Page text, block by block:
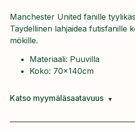
Manchester United fanille
Täydellinen lahjaidea futisfanille
mökille.
Materiaali: Puuvilla
Koko: 70x140cm
Katso myymäläsaatavuus